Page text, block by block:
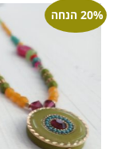
20% הנחה